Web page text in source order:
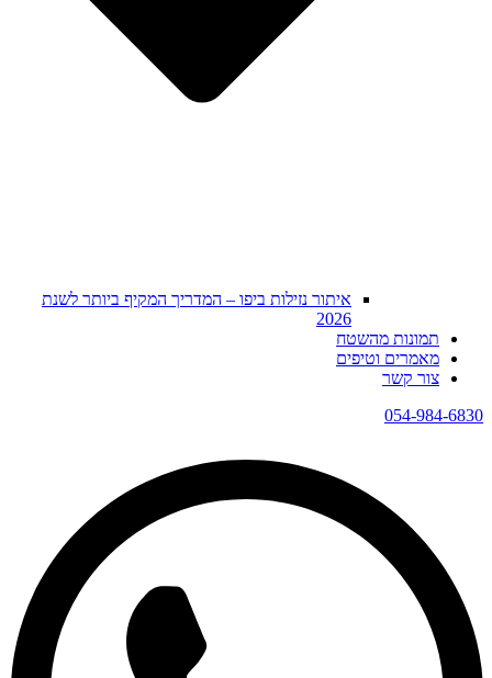
איתור נזילות ביפו – המדריך המקיף ביותר לשנת
2026
תמונות מהשטח
מאמרים וטיפים
צור קשר
054-984-6830